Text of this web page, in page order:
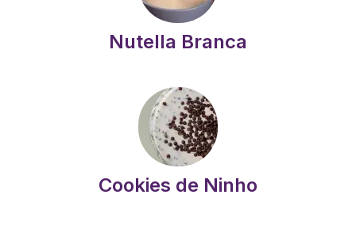
Nutella Branca
Cookies de Ninho